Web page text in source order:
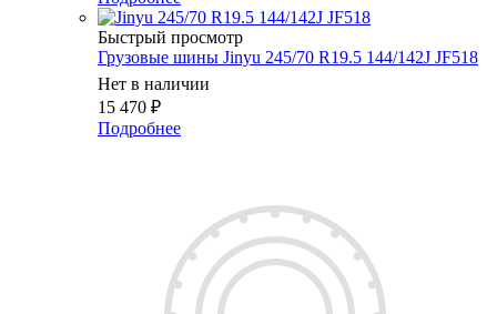
Быстрый просмотр
Грузовые шины Jinyu 245/70 R19.5 144/142J JF518
Нет в наличии
15 470 ₽
Подробнее